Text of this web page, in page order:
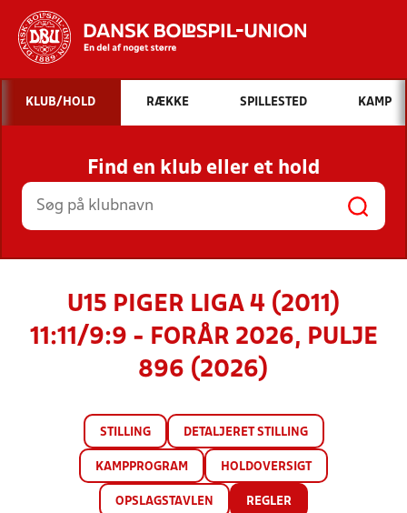
Hvad vil du søge efter?
INDHOLD OG NYHEDER
STILLINGER, RESULTATER, KLUBBER OG
HOLD
KLUB/HOLD RÆKKE SPILLESTED KAMP
Find en klub eller et hold
U15 PIGER LIGA 4 (2011)
11:11/9:9 - FORÅR 2026, PULJE
896 (2026)
STILLING DETALJERET STILLING
KAMPPROGRAM HOLDOVERSIGT
OPSLAGSTAVLEN REGLER